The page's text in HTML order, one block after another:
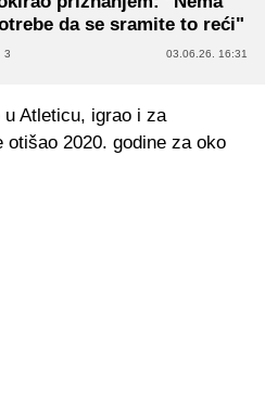
da se sramite to reći"
3 03.06.26. 16:31
Atleticu, igrao i za
2020. godine za oko